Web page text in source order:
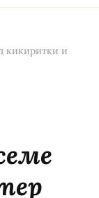
кикиритки и